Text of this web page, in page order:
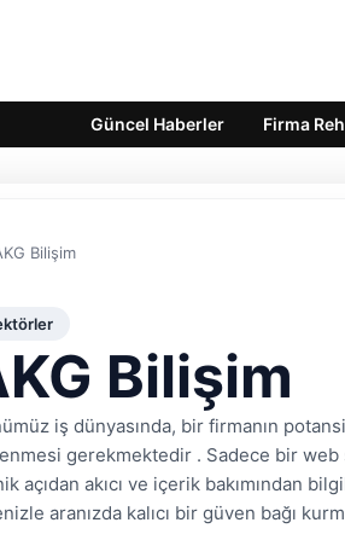
Güncel Haberler Firma
Bilişim
Bilişim
iş dünyasında, bir firmanın
gerekmektedir . Sadece bir
açıdan akıcı ve içerik bakımından
aranızda kalıcı bir güven bağı